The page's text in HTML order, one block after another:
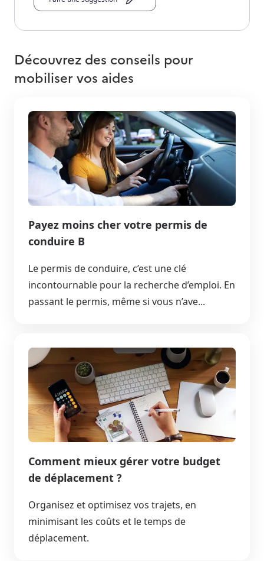
Découvrez des conseils pour
mobiliser vos aides
Payez moins cher votre permis de
conduire B
Le permis de conduire, c’est une clé
incontournable pour la recherche d’emploi. En
passant le permis, même si vous n’ave...
Comment mieux gérer votre budget
de déplacement ?
Organisez et optimisez vos trajets, en
minimisant les coûts et le temps de
déplacement.